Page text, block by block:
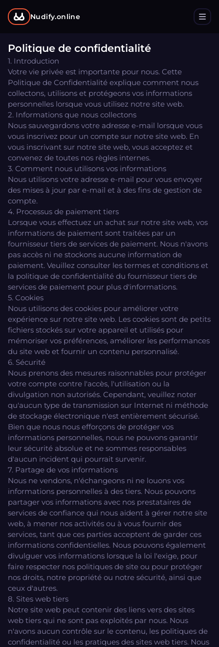
Nudify.online
Politique de confidentialité
1. Introduction
Votre vie privée est importante pour nous. Cette
Politique de Confidentialité explique comment nous
collectons, utilisons et protégeons vos informations
personnelles lorsque vous utilisez notre site web.
2. Informations que nous collectons
Nous sauvegardons votre adresse e-mail lorsque vous
vous inscrivez pour un compte sur notre site web. En
vous inscrivant sur notre site web, vous acceptez et
convenez de toutes nos règles internes.
3. Comment nous utilisons vos informations
Nous utilisons votre adresse e-mail pour vous envoyer
des mises à jour par e-mail et à des fins de gestion de
compte.
4. Processus de paiement tiers
Lorsque vous effectuez un achat sur notre site web, vos
informations de paiement sont traitées par un
fournisseur tiers de services de paiement. Nous n'avons
pas accès ni ne stockons aucune information de
paiement. Veuillez consulter les termes et conditions et
la politique de confidentialité du fournisseur tiers de
services de paiement pour plus d'informations.
5. Cookies
Nous utilisons des cookies pour améliorer votre
expérience sur notre site web. Les cookies sont de petits
fichiers stockés sur votre appareil et utilisés pour
mémoriser vos préférences, améliorer les performances
du site web et fournir un contenu personnalisé.
6. Sécurité
Nous prenons des mesures raisonnables pour protéger
votre compte contre l'accès, l'utilisation ou la
divulgation non autorisés. Cependant, veuillez noter
qu'aucun type de transmission sur Internet ni méthode
de stockage électronique n'est entièrement sécurisé.
Bien que nous nous efforçons de protéger vos
informations personnelles, nous ne pouvons garantir
leur sécurité absolue et ne sommes responsables
d'aucun incident qui pourrait survenir.
7. Partage de vos informations
Nous ne vendons, n'échangeons ni ne louons vos
informations personnelles à des tiers. Nous pouvons
partager vos informations avec nos prestataires de
services de confiance qui nous aident à gérer notre site
web, à mener nos activités ou à vous fournir des
services, tant que ces parties acceptent de garder ces
informations confidentielles. Nous pouvons également
divulguer vos informations lorsque la loi l'exige, pour
faire respecter nos politiques de site ou pour protéger
nos droits, notre propriété ou notre sécurité, ainsi que
ceux d'autres.
8. Sites web tiers
Notre site web peut contenir des liens vers des sites
web tiers qui ne sont pas exploités par nous. Nous
n'avons aucun contrôle sur le contenu, les politiques de
confidentialité ou les pratiques des sites web tiers. Nous